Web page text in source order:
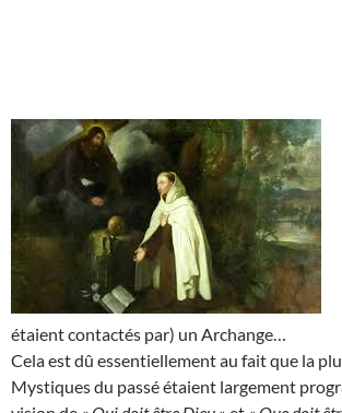
étaient contactés par) un Archange…
Cela est dû essentiellement au fait que la
Mystiques du passé étaient largement